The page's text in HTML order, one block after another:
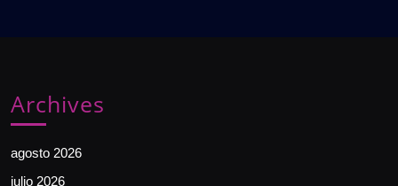
Archives
agosto 2026
julio 2026